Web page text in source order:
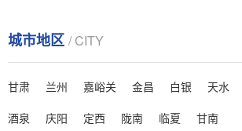
城市地区 / CITY
甘肃 兰州 嘉峪关 金昌 白银 天水
酒泉
庆阳 定西 陇南 临夏 甘南